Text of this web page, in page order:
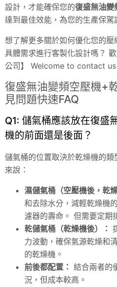
設計，才能確保您的復盛無油變
達到最佳效能，為您的生產保駕
想了解更多關於如何優化您的
具體需求進行客製化設計嗎？
公司】 Welcome to contact us
復盛無油變頻空壓機+
見問題快速FAQ
Q1: 儲氣桶應該放在復盛
機的前面還是後面？
儲氣桶的位置取決於乾燥機的
來說：
濕儲氣桶（空壓機後，乾
和去除水分，減輕乾燥機
濾器的壽命。 但需要定期
乾儲氣桶（乾燥機後）：
力波動，確保氣源乾燥和
的乾燥機。
前後都配置： 結合兩者的
況，但成本較高。